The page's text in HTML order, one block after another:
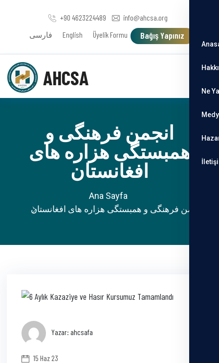
+90 4623224489
info@ahcsa.org
فارسی
English Üyelik Formu Bağış Yapınız
AHCSA
Ne
انجمن فرهنگی و
همبستگی هزاره های
افغانستان
Ana Sayfa
انجمن فرهنگی و همبستگی هزاره های افغانستان
Yazar: ahcsafa
15 Haz 23